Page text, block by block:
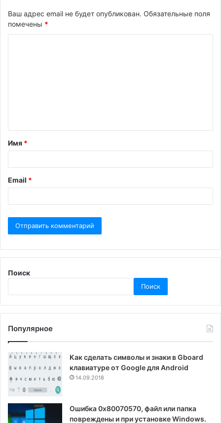
Ваш адрес email не будет опубликован. Обязательные поля
помечены *
т
а
й
*
Имя *
Email *
Поиск
Поиск
Популярное
Как сделать символы и знаки в Gboard
клавиатуре от Google для Android
14.09.2018
Ошибка 0x80070570, файл или папка
повреждены и при установке Windows.